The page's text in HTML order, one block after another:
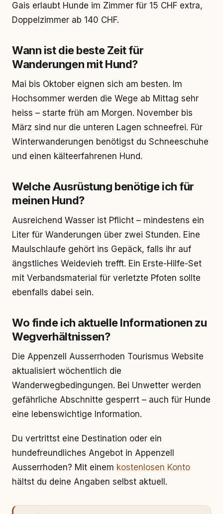
Gais erlaubt Hunde im Zimmer für 15 CHF extra,
Doppelzimmer ab 140 CHF.
Wann ist die beste Zeit für
Wanderungen mit Hund?
Mai bis Oktober eignen sich am besten. Im
Hochsommer werden die Wege ab Mittag sehr
heiss – starte früh am Morgen. November bis
März sind nur die unteren Lagen schneefrei. Für
Winterwanderungen benötigst du Schneeschuhe
und einen kälteerfahrenen Hund.
Welche Ausrüstung benötige ich für
meinen Hund?
Ausreichend Wasser ist Pflicht – mindestens ein
Liter für Wanderungen über zwei Stunden. Eine
Maulschlaufe gehört ins Gepäck, falls ihr auf
ängstliches Weidevieh trefft. Ein Erste-Hilfe-Set
mit Verbandsmaterial für verletzte Pfoten sollte
ebenfalls dabei sein.
Wo finde ich aktuelle Informationen zu
Wegverhältnissen?
Die Appenzell Ausserrhoden Tourismus Website
aktualisiert wöchentlich die
Wanderwegbedingungen. Bei Unwetter werden
gefährliche Abschnitte gesperrt – auch für Hunde
eine lebenswichtige Information.
Du vertrittst eine Destination oder ein
hundefreundliches Angebot in Appenzell
Ausserrhoden? Mit einem kostenlosen Konto
hältst du deine Angaben selbst aktuell.